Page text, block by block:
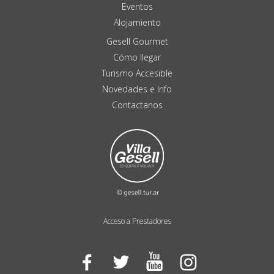
Acceso a Prestadores
Eventos
Alojamiento
Gesell Gourmet
Cómo llegar
Turismo Accesible
Novedades e Info
Contactanos
Facebook Twitter YouTube